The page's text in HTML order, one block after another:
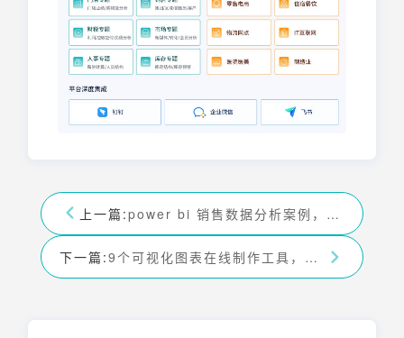
上一篇: power bi 销售数据分析案例，九数云销售数据分析案例
下一篇: 9个可视化图表在线制作工具，总有一款适合你——九数云